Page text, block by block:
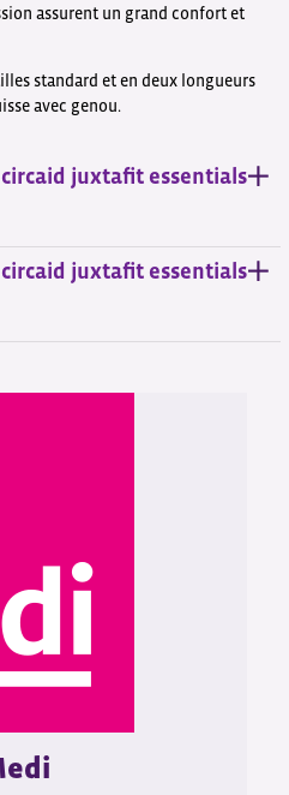
assurent un grand confort et
standard et en deux longueurs
avec genou.
juxtafit essentials
juxtafit essentials